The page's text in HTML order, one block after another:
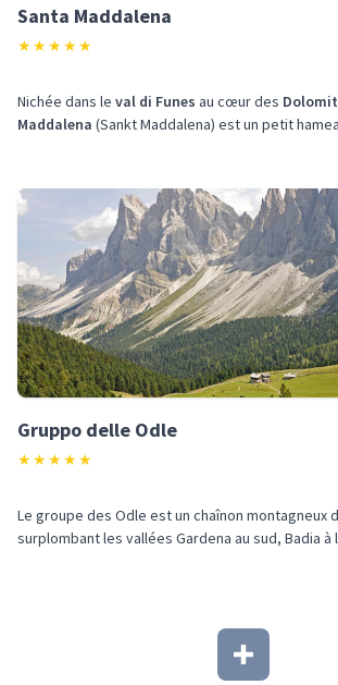
Santa Maddalena
★★★★★
Nichée dans le val di Funes au cœur des
Maddalena (Sankt Maddalena) est un petit
Gruppo delle Odle
★★★★★
Le groupe des Odle est un chaînon montagneux
surplombant les vallées Gardena au sud, Badia à